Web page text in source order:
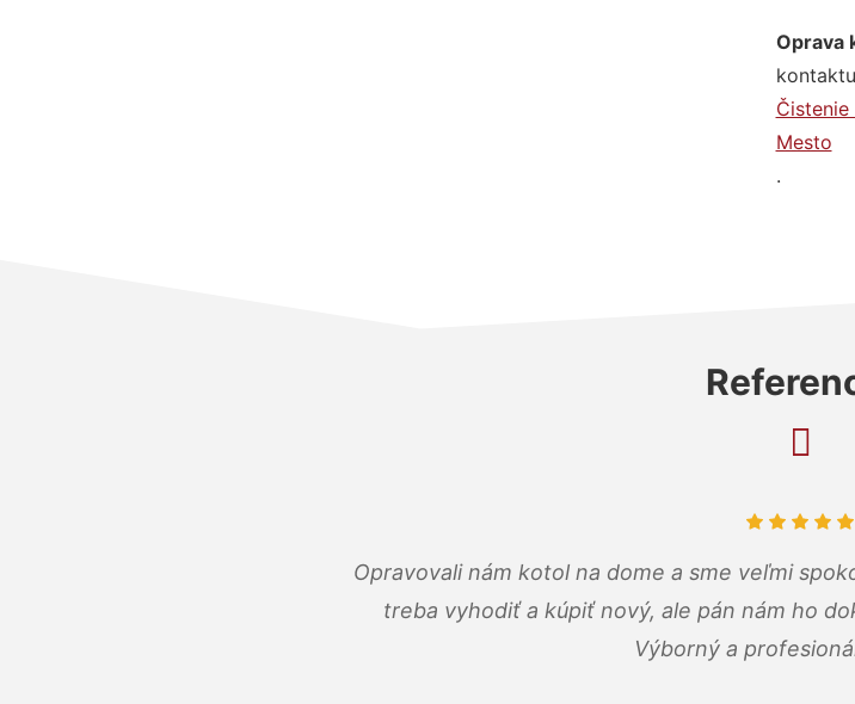
Oprava
Mesto
.
Opravovali nám kotol na dome a sme veľmi
treba vyhodiť a kúpiť nový, ale pán nám ho
Výborný a